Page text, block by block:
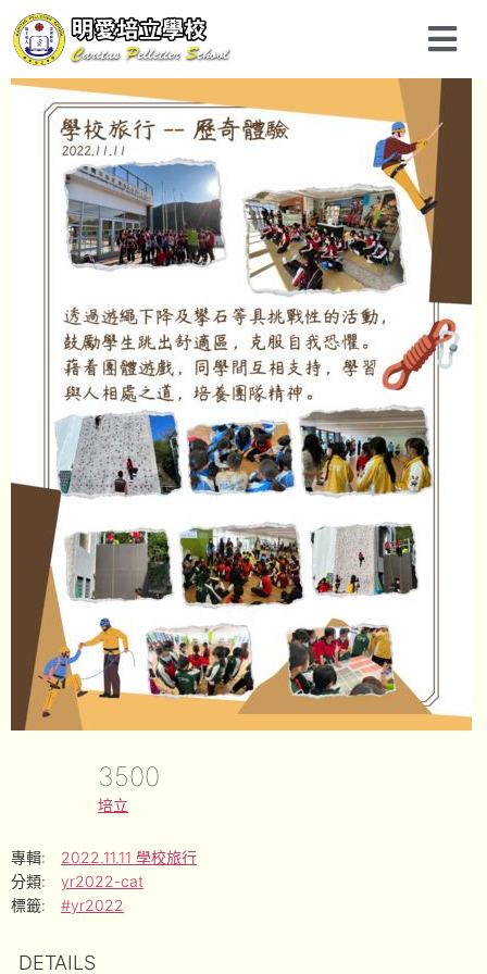
3500
培立
專輯:
2022.11.11 學校旅行
分類:
yr2022-cat
標籤:
#yr2022
DETAILS